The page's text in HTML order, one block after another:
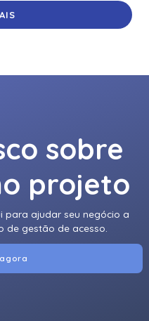
sobre
projeto
para ajudar seu negócio a
de gestão de acesso.